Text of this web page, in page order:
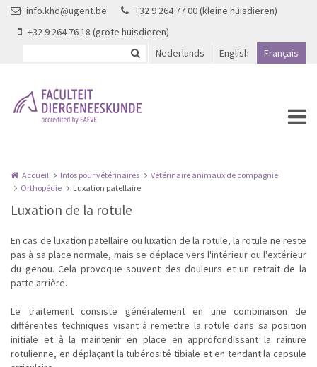
Aller au contenu principal
info.khd@ugent.be
+32 9 264 77 00 (kleine huisdieren)
+32 9 264 76 18 (grote huisdieren)
Nederlands
English Français
Accueil Infos pour vétérinaires
Vétérinaire animaux de compagnie
Orthopédie
Luxation patellaire
Luxation de la rotule
En cas de luxation patellaire ou luxation de la rotule, la rotule ne reste
pas à sa place normale, mais se déplace vers l'intérieur ou l'extérieur
du genou. Cela provoque souvent des douleurs et un retrait de la
patte arrière.
Le traitement consiste généralement en une combinaison de
différentes techniques visant à remettre la rotule dans sa position
initiale et à la maintenir en place en approfondissant la rainure
rotulienne, en déplaçant la tubérosité tibiale et en tendant la capsule